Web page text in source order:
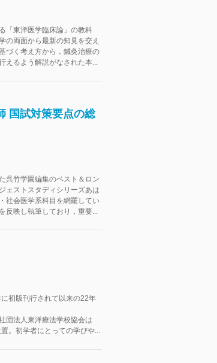
「東洋医学臨床論」の教科
の両面から最新の知見を交え
づく考え方から，鍼灸治療の
えるよう解説がなされた本...
国試対策要点の総
呉竹学園編集のベスト＆ロン
ェストスタディシリーズあは
社会医学系科目を網羅してい
反映し執筆しており，重要...
初版刊行されて以来の22年
団法人東洋療法学校協会は
。初学者にとっての学びや...